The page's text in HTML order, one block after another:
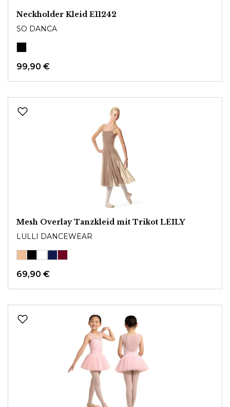
Neckholder Kleid E11242
SO DANCA
99,90 €
Mesh Overlay Tanzkleid mit Trikot LEILY
LULLI DANCEWEAR
69,90 €